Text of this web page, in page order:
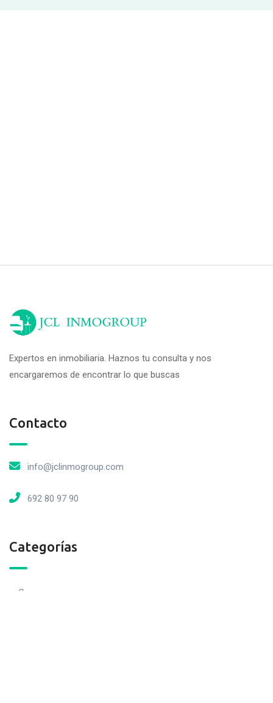
Expertos en inmobiliaria. Haznos tu consulta y nos
encargaremos de encontrar lo que buscas
Contacto
info@jclinmogroup.com
692 80 97 90
Categorías
Casas